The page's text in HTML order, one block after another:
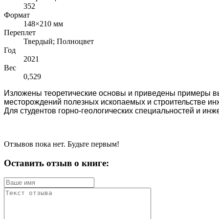
352
Формат
148×210 мм
Переплет
Твердый; Полноцвет
Год
2021
Вес
0,529
Изложены теоретические основы и приведены примеры
месторождений полезных ископаемых и строительстве
Для студентов горно-геологических специальностей и
Отзывов пока нет. Будьте первым!
Оставить отзыв о книге: